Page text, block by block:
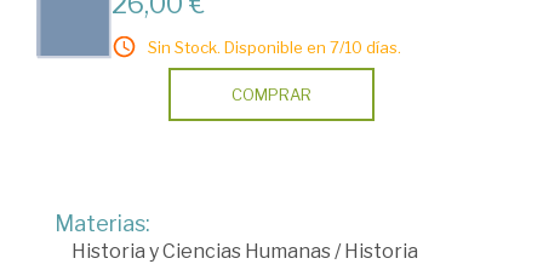
Sin Stock. Disponible en 7/10 días.
COMPRAR
Materias:
Historia y Ciencias Humanas /Historia